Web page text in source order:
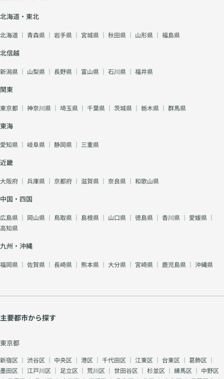
北海道・東北
北海道 ｜ 青森県 ｜ 岩手県 ｜ 宮城県 ｜ 秋田県 ｜ 山形県 ｜ 福島県
北信越
新潟県 ｜ 山梨県 ｜ 長野県 ｜ 富山県 ｜ 石川県 ｜ 福井県
関東
東京都 ｜ 神奈川県 ｜ 埼玉県 ｜ 千葉県 ｜ 茨城県 ｜ 栃木県 ｜ 群馬県
東海
愛知県 ｜ 岐阜県 ｜ 静岡県 ｜ 三重県
近畿
大阪府 ｜ 兵庫県 ｜ 京都府 ｜ 滋賀県 ｜ 奈良県 ｜ 和歌山県
中国・四国
広島県 ｜ 岡山県 ｜ 鳥取県 ｜ 島根県 ｜ 山口県 ｜ 徳島県 ｜ 香川県 ｜ 愛媛県 ｜
高知県
九州・沖縄
福岡県 ｜ 佐賀県 ｜ 長崎県 ｜ 熊本県 ｜ 大分県 ｜ 宮崎県 ｜ 鹿児島県 ｜ 沖縄県
主要都市から探す
東京都
新宿区 ｜ 渋谷区 ｜ 中央区 ｜ 港区 ｜ 千代田区 ｜ 江東区 ｜ 台東区 ｜ 葛飾区 ｜
墨田区 ｜ 江戸川区 ｜ 足立区 ｜ 荒川区 ｜ 世田谷区 ｜ 杉並区 ｜ 練馬区 ｜ 中野区